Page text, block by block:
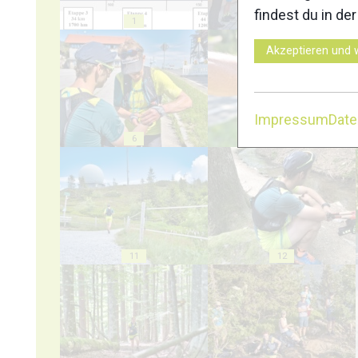
1 2
6
11 12
findest du in der
Akzeptieren und
Impressum